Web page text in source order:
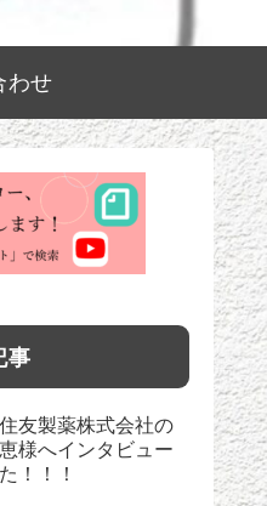
わせ
事
友製薬株式会社の
様へインタビュー
！！！